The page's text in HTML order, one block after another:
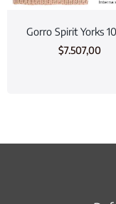
Gorro Spirit Yorks
$7.507,00